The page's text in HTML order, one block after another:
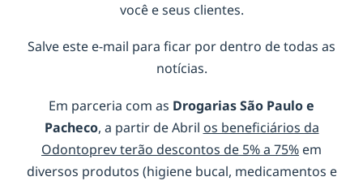
você e seus clientes.
Salve este e-mail para ficar por dentro de todas as
notícias.
Em parceria com as Drogarias São Paulo e
Pacheco, a partir de Abril os beneficiários da
Odontoprev terão descontos de 5% a 75% em
diversos produtos (higiene bucal, medicamentos e